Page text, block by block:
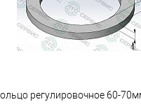
регулировочное 60-